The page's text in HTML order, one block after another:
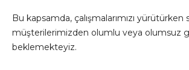
Bu kapsamda, çalışmalarımızı yürütürken
müşterilerimizden olumlu veya olumsuz
beklemekteyiz.